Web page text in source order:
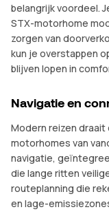
belangrijk voordeel.
STX-motorhome
zorgen van
kun je overstappen
blijven lopen in
Navigatie en
Modern reizen
motorhomes van
navigatie,
die lange ritten
routeplanning die
en lage-